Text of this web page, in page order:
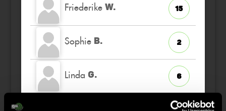
Friederike W. 15
Sophie B. 2
Linda G. 6